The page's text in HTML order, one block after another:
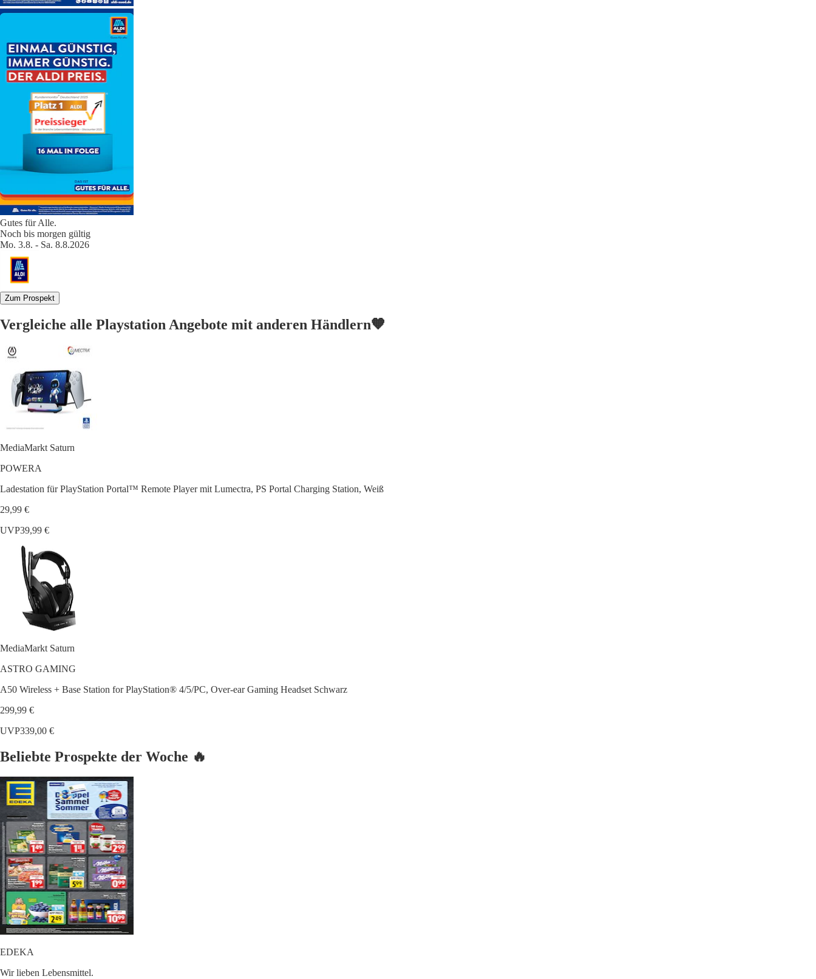
Gutes für Alle.
Noch bis morgen gültig
Mo. 3.8. - Sa. 8.8.2026
Zum Prospekt
Vergleiche alle Playstation Angebote mit anderen Händlern🧡
MediaMarkt Saturn
POWERA
Ladestation für PlayStation Portal™ Remote Player mit Lumectra, PS Portal Charging Station, Weiß
29,99 €
UVP39,99 €
MediaMarkt Saturn
ASTRO GAMING
A50 Wireless + Base Station for PlayStation® 4/5/PC, Over-ear Gaming Headset Schwarz
299,99 €
UVP339,00 €
Beliebte Prospekte der Woche 🔥
EDEKA
Wir lieben Lebensmittel.